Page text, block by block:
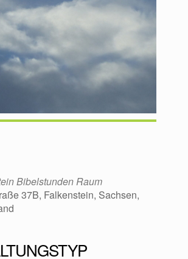
Bibelstunden Raum
37B, Falkenstein, Sachsen,